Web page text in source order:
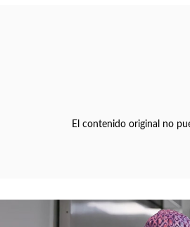
El contenido original no